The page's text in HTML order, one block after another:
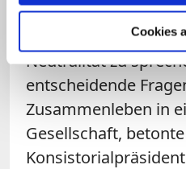
Cookies
Staat über religiöse
Öffentlichkeit und
Neutralität zu
entscheidende
Zusammenleben in
Gesellschaft,